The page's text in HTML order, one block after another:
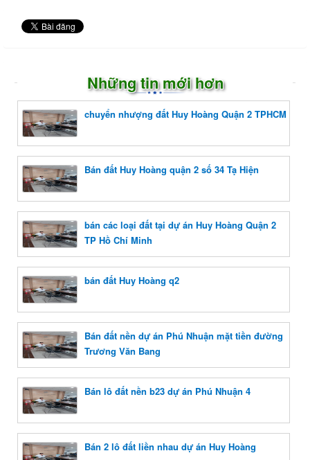
Những tin mới hơn
chuyển nhượng đất Huy Hoàng Quận 2 TPHCM
Bán đất Huy Hoàng quận 2 số 34 Tạ Hiện
bán các loại đất tại dự án Huy Hoàng Quận 2
TP Hồ Chí Minh
bán đất Huy Hoàng q2
Bán đất nền dự án Phú Nhuận mặt tiền đường
Trương Văn Bang
Bán lô đất nền b23 dự án Phú Nhuận 4
Bán 2 lô đất liền nhau dự án Huy Hoàng